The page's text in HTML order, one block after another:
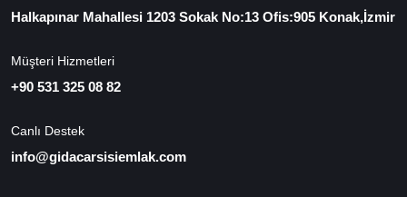
Halkapınar Mahallesi 1203 Sokak No:13 Ofis:905 Konak,İzmir
Müşteri Hizmetleri
+90 531 325 08 82
Canlı Destek
info@gidacarsisiemlak.com